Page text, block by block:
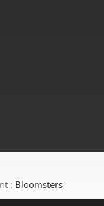
: Bloomsters